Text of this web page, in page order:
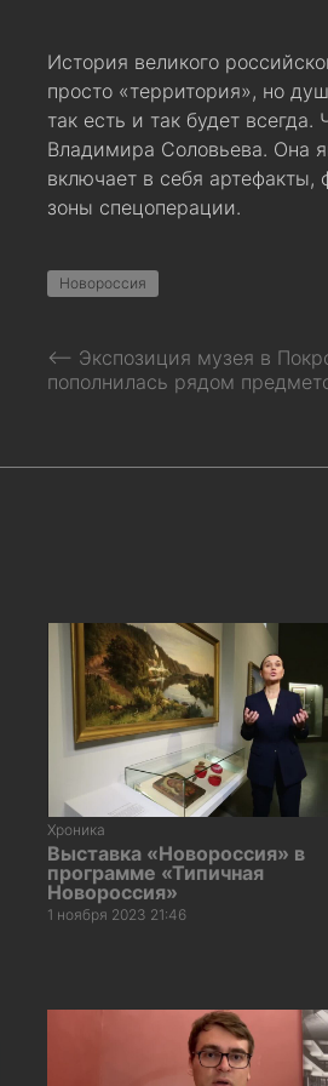
История великого
просто «территория», но
так есть и так будет
Владимира Соловьева. Она
включает в себя
зоны спецоперации.
Новороссия
⟵ Экспозиция музея в
пополнилась рядом
Хроника
Выставка «Новороссия» в
программе «Типичная
Новороссия»
1 ноября 2023 21:46